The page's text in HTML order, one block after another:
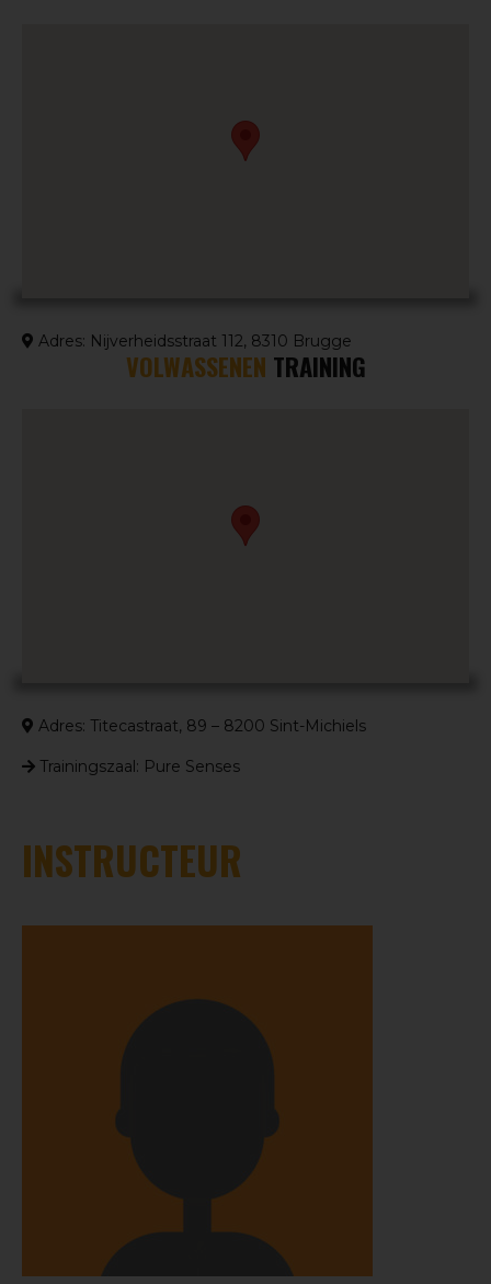
Adres: Nijverheidsstraat 112, 8310 Brugge
VOLWASSENEN TRAINING
Adres: Titecastraat, 89 – 8200 Sint-Michiels
Trainingszaal: Pure Senses
INSTRUCTEUR